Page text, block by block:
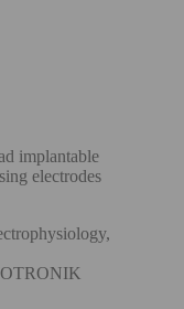
implantable
electrodes